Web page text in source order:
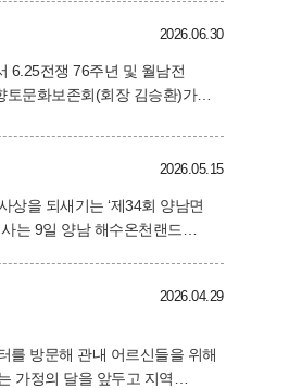
적인 참여에 감사드린다며,2026.06.30
6.25전쟁 76주년 및 월남전
2026.05.15
상을 되새기는 ‘제34회 양남면
조와 큰 힘이 있었다.”며 지역
2026.04.29
를 방문해 관내 어르신들을 위해